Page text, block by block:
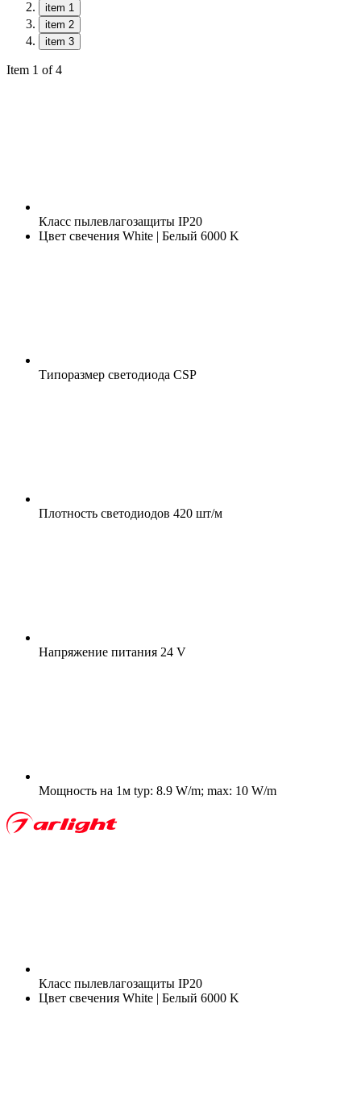
item 1
item 2
item 3
Item 1 of 4
Класс пылевлагозащиты IP20
Цвет свечения White | Белый 6000 K
Типоразмер светодиода CSP
Плотность светодиодов 420 шт/м
Напряжение питания 24 V
Мощность на 1м typ: 8.9 W/m; max: 10 W/m
Класс пылевлагозащиты IP20
Цвет свечения White | Белый 6000 K